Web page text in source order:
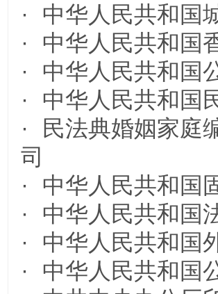
·
中华人民共和国
·
中华人民共和国
·
中华人民共和国
·
中华人民共和国
·
民法典婚姻家庭
司
·
中华人民共和国
·
中华人民共和国
·
中华人民共和国
·
中华人民共和国